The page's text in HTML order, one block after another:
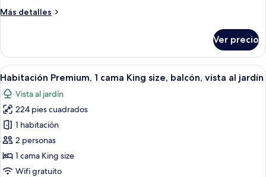
size,
al
jardín
Más detalles
Más
Premium,
camas
size,
balcón,
vista
al
jardín
Ver precio
Abrir
todas
las
fotos
de
Habitación
Premium,
1
Habitación de hotel con una cama
5
Habitación Premium, 1 cama King size, balcón, vista al jardín
Vista al jardín
224 pies cuadrados
1 habitación
2 personas
1 cama King size
Wifi gratuito